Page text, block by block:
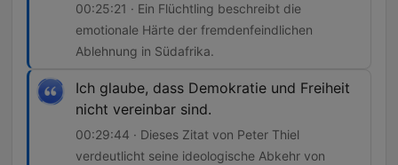
00:25:21 · Ein Flüchtling beschreibt die
emotionale Härte der fremdenfeindlichen
Ablehnung in Südafrika.
Ich glaube, dass Demokratie und Freiheit
nicht vereinbar sind.
00:29:44 · Dieses Zitat von Peter Thiel
verdeutlicht seine ideologische Abkehr von